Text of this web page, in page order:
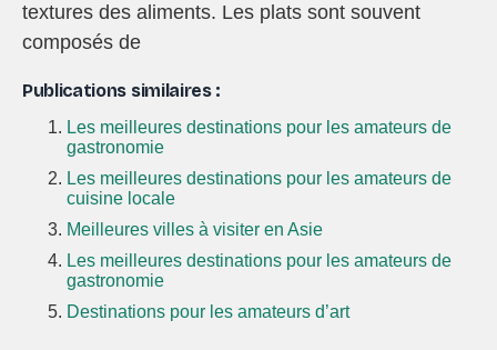
textures des aliments. Les plats sont souvent
composés de
Publications similaires :
Les meilleures destinations pour les amateurs de
gastronomie
Les meilleures destinations pour les amateurs de
cuisine locale
Meilleures villes à visiter en Asie
Les meilleures destinations pour les amateurs de
gastronomie
Destinations pour les amateurs d’art